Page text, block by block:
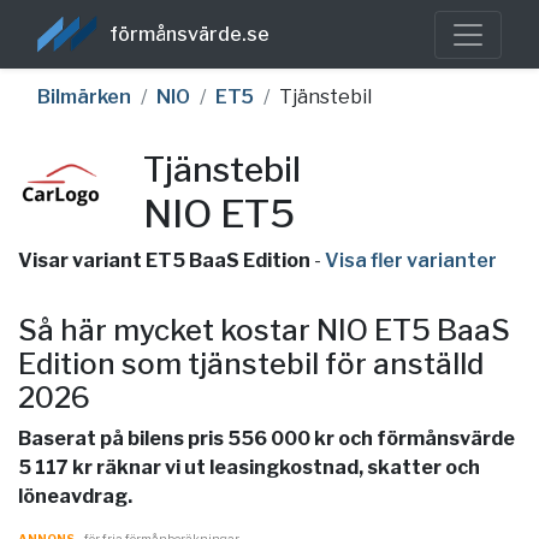
förmånsvärde.se
Bilmärken NIO ET5 Tjänstebil
Tjänstebil
NIO ET5
Visar variant ET5 BaaS Edition - Visa fler varianter
Så här mycket kostar NIO ET5 BaaS
Edition som tjänstebil för anställd
2026
Baserat på bilens pris 556 000 kr och förmånsvärde
5 117 kr räknar vi ut leasingkostnad, skatter och
löneavdrag.